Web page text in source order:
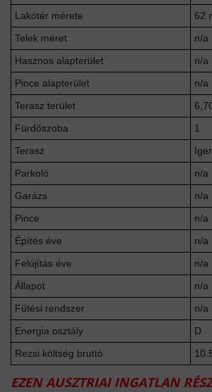
Lakótér mérete
62
Telek méret
n/a
Hasznos alapterület
n/a
Pince alapterület
n/a
Terasz terület
Fürdőszoba
1
Terasz
Parkoló
n/a
Garázs
n/a
Pince
n/a
Építés éve
n/a
Felújítás éve
n/a
Állapot
n/a
Fűtési rendszer
n/a
Energia osztály
D
Rezsi költség bruttó
EZEN AUSZTRIAI INGATLAN